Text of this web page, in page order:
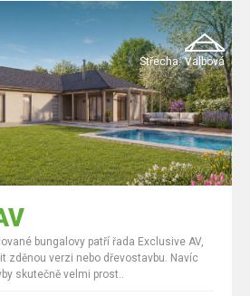
Střecha: Valbová
bungalovy patří řada Exclusive AV,
zděnou verzi nebo dřevostavbu. Navíc
skutečně velmi prost..